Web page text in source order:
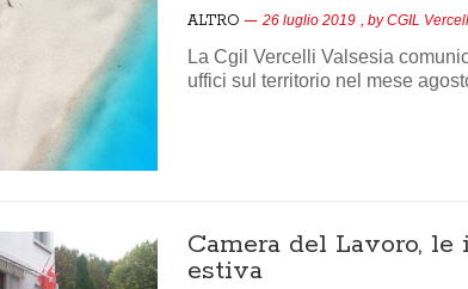
ALTRO 26 luglio 2019 , byCGIL
La Cgil Vercelli Valsesia
uffici sul territorio nel mese
Camera del Lavoro,
estiva